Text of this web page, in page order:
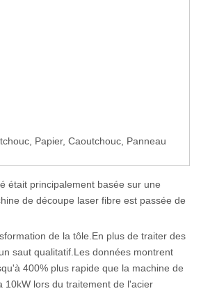
Papier, Caoutchouc, Panneau
était principalement basée sur une
de découpe laser fibre est passée de
de la tôle.En plus de traiter des
saut qualitatif.Les données montrent
400% plus rapide que la machine de
10kW lors du traitement de l'acier